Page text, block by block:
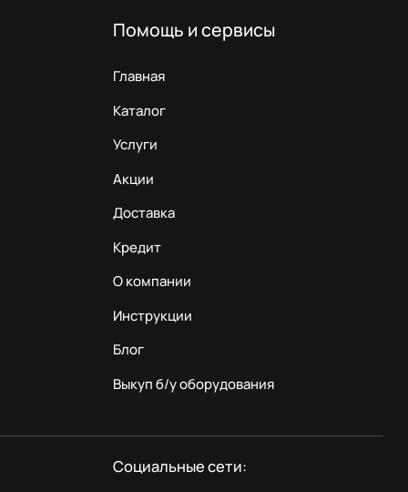
Помощь и сервисы
Главная
Каталог
Услуги
Акции
Доставка
Кредит
О компании
Инструкции
Блог
Выкуп б/у оборудования
Социальные сети: